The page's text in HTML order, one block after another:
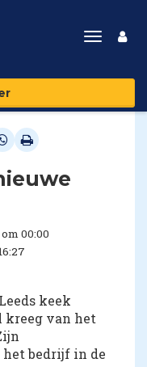
Toggle
00:00
keek
kreeg van het
bedrijf in de